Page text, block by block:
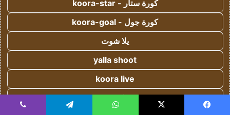
كورة ستار - koora-star
كورة جول - koora-goal
يلا شوت
yalla shoot
koora live
koora live